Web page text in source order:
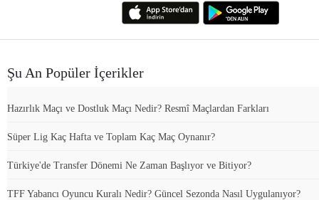
Şu An Popüler İçerikler
Hazırlık Maçı ve Dostluk Maçı Nedir? Resmî Maçlardan Farkları
Süper Lig Kaç Hafta ve Toplam Kaç Maç Oynanır?
Türkiye'de Transfer Dönemi Ne Zaman Başlıyor ve Bitiyor?
TFF Yabancı Oyuncu Kuralı Nedir? Güncel Sezonda Nasıl Uygulanıyor?